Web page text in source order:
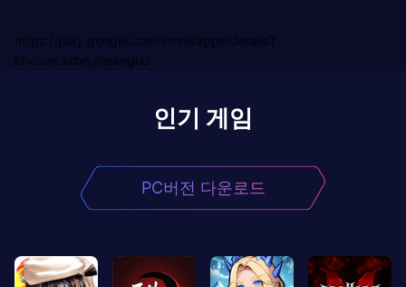
https://play.google.com/store/apps/details?
id=com.krbn.jinsanguo
인기 게임
PC버전 다운로드